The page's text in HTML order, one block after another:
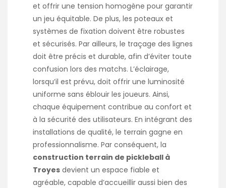
et offrir une tension homogène pour garantir
un jeu équitable. De plus, les poteaux et
systèmes de fixation doivent être robustes
et sécurisés. Par ailleurs, le traçage des lignes
doit être précis et durable, afin d’éviter toute
confusion lors des matchs. L’éclairage,
lorsqu’il est prévu, doit offrir une luminosité
uniforme sans éblouir les joueurs. Ainsi,
chaque équipement contribue au confort et
à la sécurité des utilisateurs. En intégrant des
installations de qualité, le terrain gagne en
professionnalisme. Par conséquent, la
construction terrain de pickleball à
Troyes devient un espace fiable et
agréable, capable d’accueillir aussi bien des